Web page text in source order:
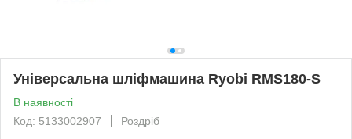
Універсальна шліфмашина Ryobi RMS180-S
В наявності
Код: 5133002907
Роздріб